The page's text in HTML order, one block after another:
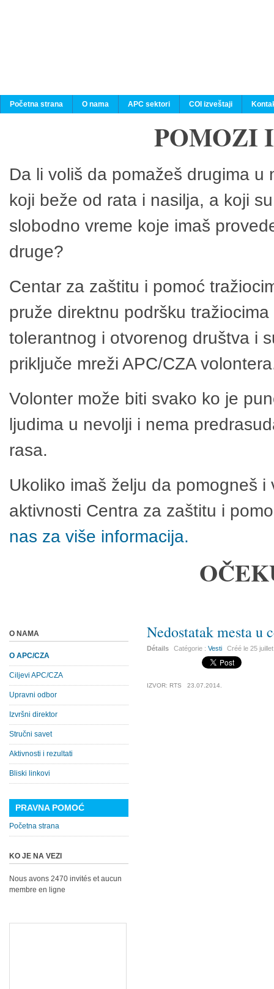
Početna strana O nama APC sektori COI izveštaji
POMOZI
Da li voliš da pomažeš drugima
koji beže od rata i nasilja, a koji
slobodno vreme koje imaš
druge?
Centar za zaštitu i pomoć
pruže direktnu podršku
tolerantnog i otvorenog društva i
priključe mreži APC/CZA
Volonter može biti svako ko je
ljudima u nevolji i nema
rasa.
Ukoliko imaš želju da pomogneš
aktivnosti Centra za zaštitu i
nas za više informacija.
Nedostatak mesta u
Détails Catégorie :Vesti Créé le25
IZVOR: RTS 23.07.2014.
O NAMA
O APC/CZA
Ciljevi APC/CZA
Upravni odbor
Izvršni direktor
Stručni savet
Aktivnosti i rezultati
Bliski linkovi
PRAVNA POMOĆ
Početna strana
KO JE NA VEZI
Nous avons 2470 invités et aucun
membre en ligne